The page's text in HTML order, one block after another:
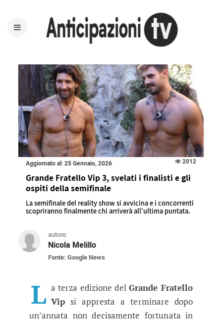
Aggiornato al: 25 Gennaio, 2026 2012
Grande Fratello Vip 3, svelati i finalisti e gli
ospiti della semifinale
La semifinale del reality show si avvicina e i concorrenti
scopriranno finalmente chi arriverà all'ultima puntata.
autore:
Nicola Melillo
Fonte: Google News
Grande Fratello Vip 3, svelati i
L a terza edizione del Grande Fratello
Vipsi appresta a terminare dopo
un’annata non decisamente fortunata in